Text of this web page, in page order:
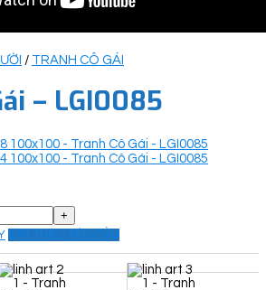
/ TRANH CÔ GÁI
– LGI0085
ĐẶT THEO YÊU CẦU